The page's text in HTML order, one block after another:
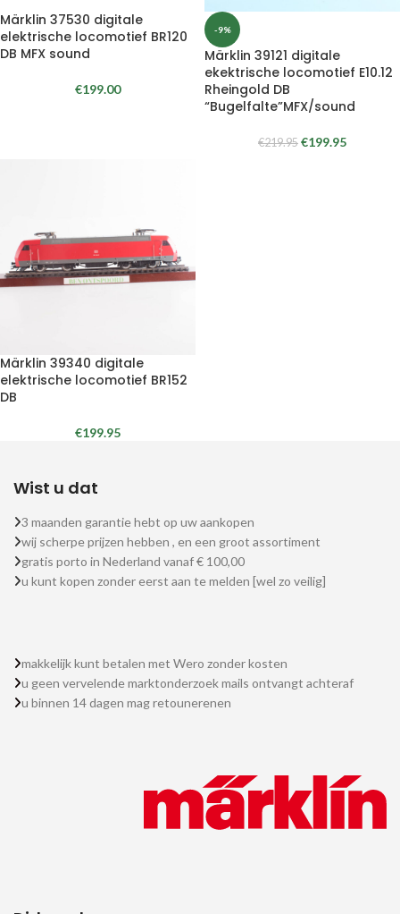
Märklin 37530 digitale
elektrische locomotief BR120
DB MFX sound
€199.00
-9%
Märklin 39121 digitale
ekektrische locomotief E10.12
Rheingold DB
“Bugelfalte”MFX/sound
€219.95 €199.95
Märklin 39340 digitale
elektrische locomotief BR152
DB
€199.95
Wist u dat
3 maanden garantie hebt op uw aankopen
wij scherpe prijzen hebben , en een groot assortiment
gratis porto in Nederland vanaf € 100,00
u kunt kopen zonder eerst aan te melden [wel zo veilig]
makkelijk kunt betalen met Wero zonder kosten
u geen vervelende marktonderzoek mails ontvangt achteraf
u binnen 14 dagen mag retounerenen